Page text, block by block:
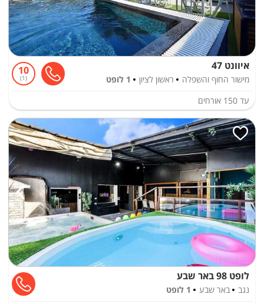
איוונט 47
מישור החוף והשפלה ראשון לציון 1 לופט
10
1
עד 150 אורחים
לופט 98 באר שבע
נגב באר שבע
1 לופט